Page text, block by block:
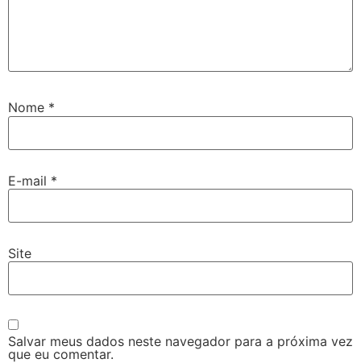
Nome *
E-mail *
Site
Salvar meus dados neste navegador para a próxima vez
que eu comentar.